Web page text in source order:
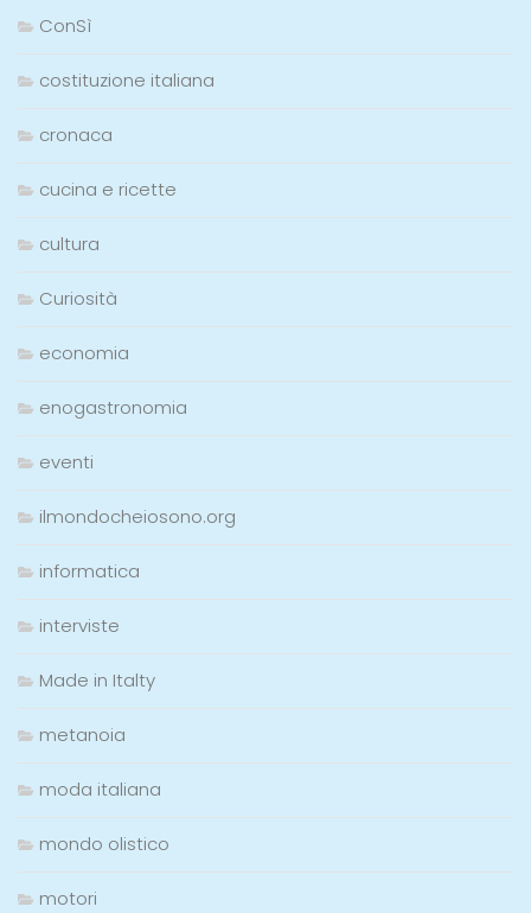
ConSì
costituzione italiana
cronaca
cucina e ricette
cultura
Curiosità
economia
enogastronomia
eventi
ilmondocheiosono.org
informatica
interviste
Made in Italty
metanoia
moda italiana
mondo olistico
motori